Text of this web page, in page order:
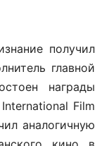
получил
главной
награды
Film
аналогичную